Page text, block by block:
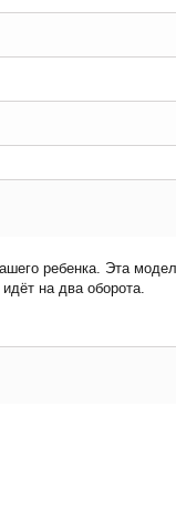
ребенка. Эта
на два оборота.